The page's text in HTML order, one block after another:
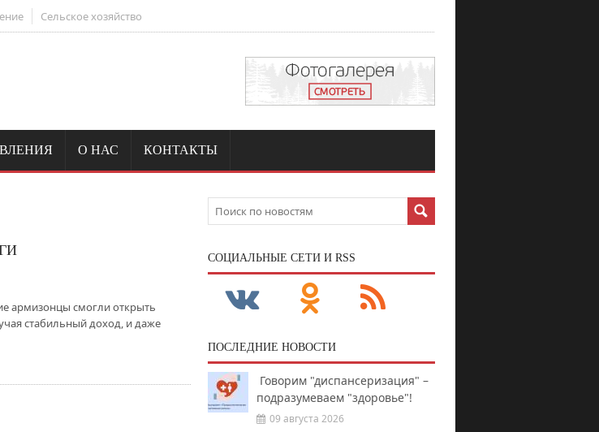
Сельское хозяйство
О НАС КОНТАКТЫ
армизонцы смогли открыть
стабильный доход, и даже
CОЦИАЛЬНЫЕ СЕТИ И RSS
ПОСЛЕДНИЕ НОВОСТИ
Говорим "диспансеризация" –
подразумеваем "здоровье"!
09 августа 2026